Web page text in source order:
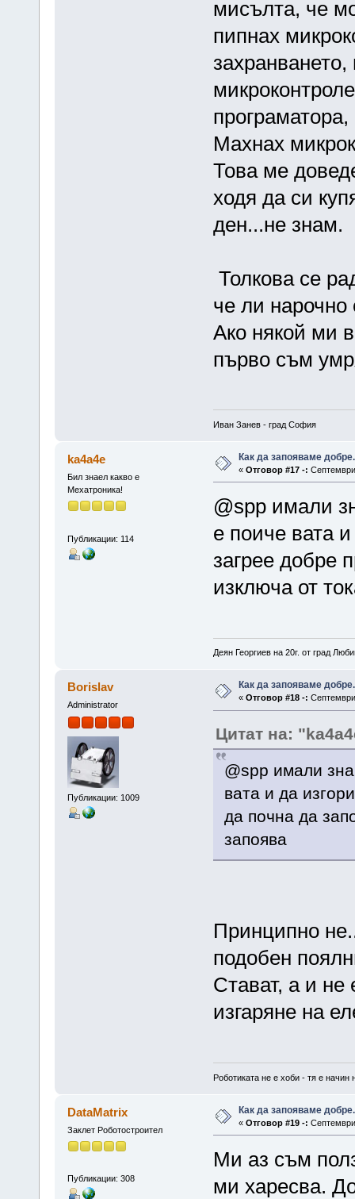
мисълта, че
пипнах
Махнах
Това ме
ходя да си
ден...не знам.
Толкова се
че ли нарочно
Ако някой ми
първо съм
Иван Занев - град София
ka4a4e
Бил знаел какво е
Мехатроника!
Публикации: 114
Как да запояваме добре.
« Отговор #17 -:
@spp имали
е поиче вата
загрее добре
изключа от
Деян Георгиев на 20г. от град
Borislav
Administrator
Публикации: 1009
Как да запояваме добре.
« Отговор #18 -:
Цитат на:
@spp имали
вата и да
да почна да
запоява
Принципно
подобен
Стават, а и не
изгаряне на
Роботиката не е хоби - тя е начин
DataMatrix
Заклет Роботостроител
Публикации: 308
Как да запояваме добре.
« Отговор #19 -:
Ми аз съм
ми харесва.